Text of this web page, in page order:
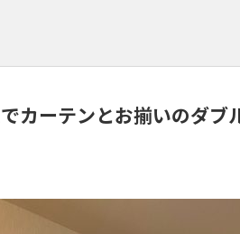
カーテンとお揃いのダブ